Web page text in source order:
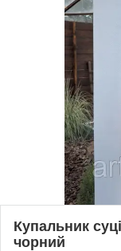
Купальник
чорний